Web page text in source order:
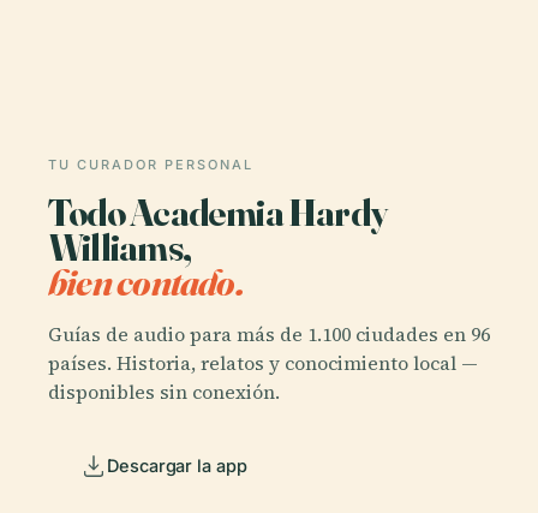
TU CURADOR PERSONAL
Todo Academia Hardy
Williams,
bien contado.
Guías de audio para más de 1.100 ciudades en 96
países. Historia, relatos y conocimiento local —
disponibles sin conexión.
Descargar la app